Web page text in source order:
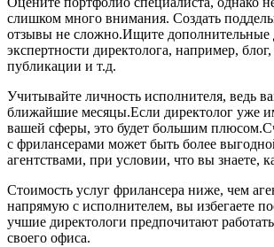
слишком много внимания. Создать
отзывы не сложно.Ищите дополнительные
экспертности директолога, например,
публикации и т.д.
Учитывайте личность исполнителя, ведь
ближайшие месяцы.Если директолог уже
вашей сферы, это будет большим
с фрилансерами может быть более
агентствами, при условии, что вы знаете,
Стоимость услуг фрилансера ниже, чем
напрямую с исполнителем, вы избегаете
учшие директологи предпочитают
своего офиса.